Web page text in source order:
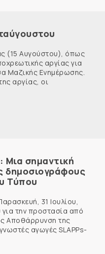
Αυγούστου), όπως
αργίας για
Μαζικής Ενημέρωσης.
αργίας, οι
Μια σημαντική
δημοσιογράφους
Τύπου
31 Ιουλίου,
την προστασία από
Αποθάρρυνση της
αγωγές SLAPPs-